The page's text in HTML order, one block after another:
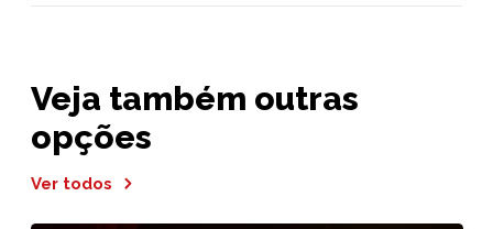
Veja também outras
opções
Ver todos